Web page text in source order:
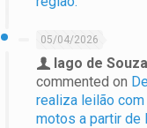
05/04/2026
Iago de
commented on
realiza leilão
motos a partir de